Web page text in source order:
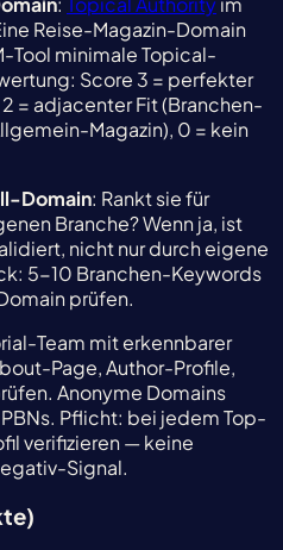
Reise-Magazin-Domain
Tool minimale Topical-
Score 3 = perfekter
= adjacenter Fit (Branchen-
Magazin), 0 = kein
Domain: Rankt sie für
Branche? Wenn ja, ist
nicht nur durch eigene
5-10 Branchen-Keywords
prüfen.
Team mit erkennbarer
Page, Author-Profile,
Anonyme Domains
Pflicht: bei jedem Top-
verifizieren — keine
Signal.